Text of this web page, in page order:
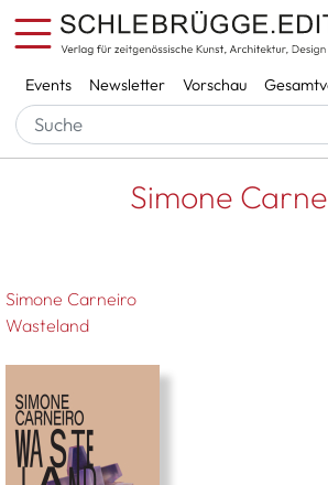
Direkt zum Inhalt
Services
Events Newsletter Vorschau
Startseite Simone
Simone
Simone Carneiro
Wasteland